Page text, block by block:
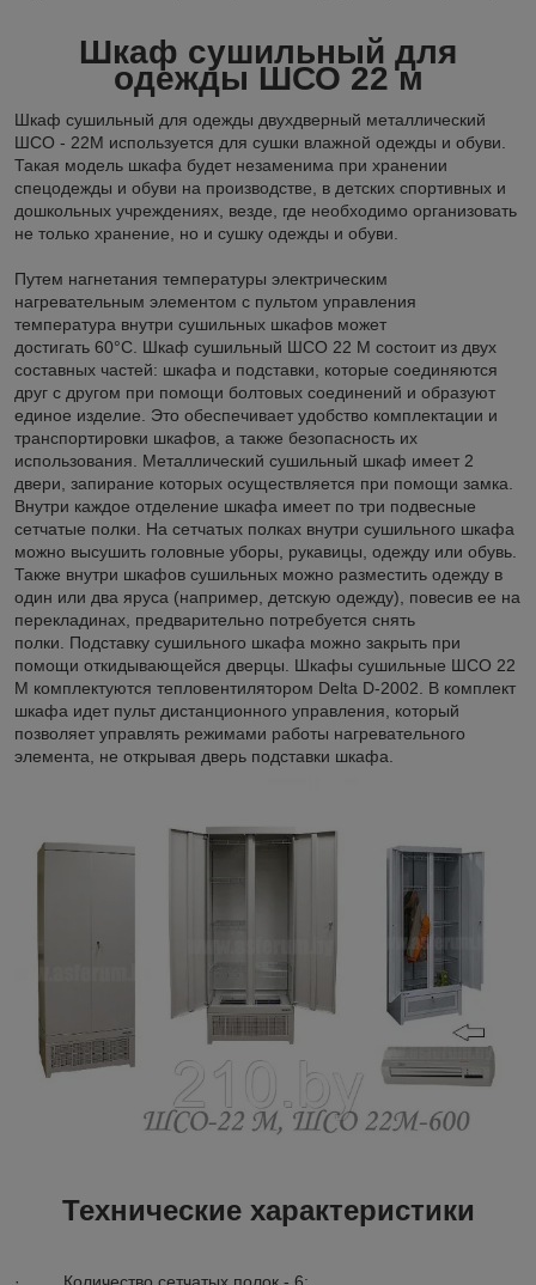
Шкаф сушильный для
одежды ШСО 22 м
Шкаф сушильный для одежды двухдверный металлический
ШСО - 22М используется для сушки влажной одежды и обуви.
Такая модель шкафа будет незаменима при хранении
спецодежды и обуви на производстве, в детских спортивных и
дошкольных учреждениях, везде, где необходимо организовать
не только хранение, но и сушку одежды и обуви.
Путем нагнетания температуры электрическим
нагревательным элементом с пультом управления
температура внутри сушильных шкафов может
достигать 60°С. Шкаф сушильный ШСО 22 М состоит из двух
составных частей: шкафа и подставки, которые соединяются
друг с другом при помощи болтовых соединений и образуют
единое изделие. Это обеспечивает удобство комплектации и
транспортировки шкафов, а также безопасность их
использования. Металлический сушильный шкаф имеет 2
двери, запирание которых осуществляется при помощи замка.
Внутри каждое отделение шкафа имеет по три подвесные
сетчатые полки. На сетчатых полках внутри сушильного шкафа
можно высушить головные уборы, рукавицы, одежду или обувь.
Также внутри шкафов сушильных можно разместить одежду в
один или два яруса (например, детскую одежду), повесив ее на
перекладинах, предварительно потребуется снять
полки. Подставку сушильного шкафа можно закрыть при
помощи откидывающейся дверцы. Шкафы сушильные ШСО 22
М комплектуются тепловентилятором Delta D-2002. В комплект
шкафа идет пульт дистанционного управления, который
позволяет управлять режимами работы нагревательного
элемента, не открывая дверь подставки шкафа.
Технические характеристики